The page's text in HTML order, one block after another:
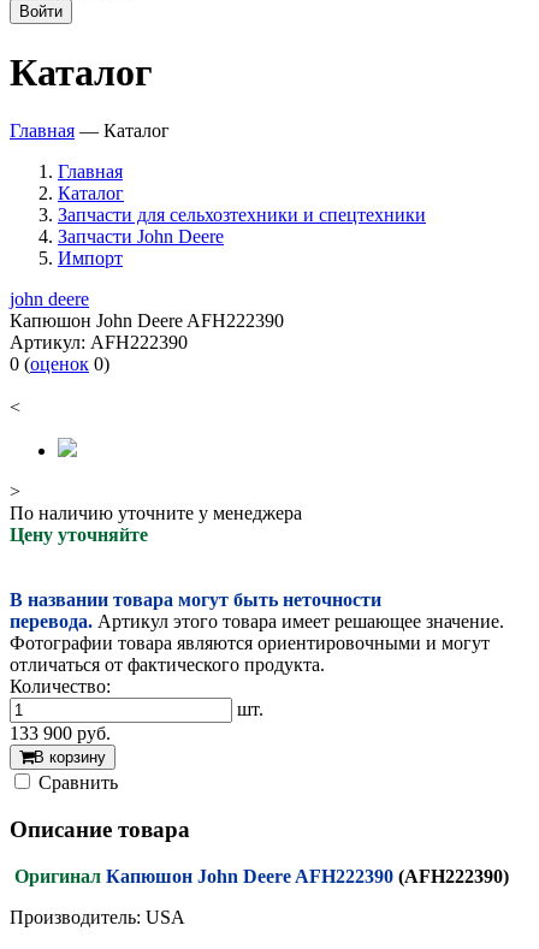
Войти
Каталог
Главная — Каталог
Главная
Каталог
Запчасти для сельхозтехники и спецтехники
Запчасти John Deere
Импорт
john deere
Капюшон John Deere AFH222390
Артикул: AFH222390
0 (оценок 0)
<
>
По наличию уточните у менеджера
Цену уточняйте
В названии товара могут быть неточности
перевода. Артикул этого товара имеет решающее значение.
Фотографии товара являются ориентировочными и могут
отличаться от фактического продукта.
Количество:
шт.
133 900 руб.
В корзину
Cравнить
Описание товара
Оригинал Капюшон John Deere AFH222390 (AFH222390)
Производитель: USA